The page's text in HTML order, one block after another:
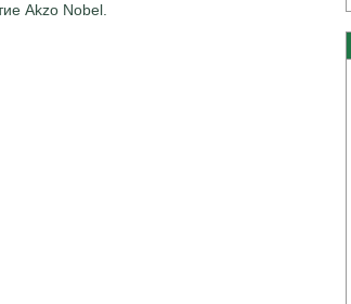
Akzo Nobel.